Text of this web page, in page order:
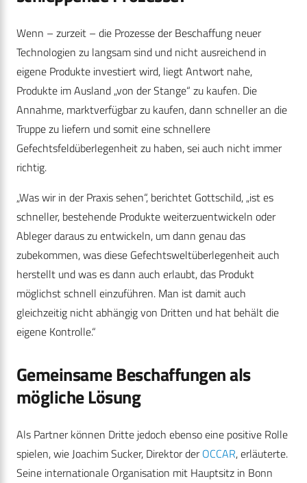
Wenn – zurzeit – die Prozesse der Beschaffung neuer
Technologien zu langsam sind und nicht ausreichend in
eigene Produkte investiert wird, liegt Antwort nahe,
Produkte im Ausland „von der Stange“ zu kaufen. Die
Annahme, marktverfügbar zu kaufen, dann schneller an die
Truppe zu liefern und somit eine schnellere
Gefechtsfeldüberlegenheit zu haben, sei auch nicht immer
richtig.
„Was wir in der Praxis sehen“, berichtet Gottschild, „ist es
schneller, bestehende Produkte weiterzuentwickeln oder
Ableger daraus zu entwickeln, um dann genau das
zubekommen, was diese Gefechtsweltüberlegenheit auch
herstellt und was es dann auch erlaubt, das Produkt
möglichst schnell einzuführen. Man ist damit auch
gleichzeitig nicht abhängig von Dritten und hat behält die
eigene Kontrolle.“
Gemeinsame Beschaffungen als
mögliche Lösung
Als Partner können Dritte jedoch ebenso eine positive Rolle
spielen, wie Joachim Sucker, Direktor derOCCAR, erläuterte.
Seine internationale Organisation mit Hauptsitz in Bonn